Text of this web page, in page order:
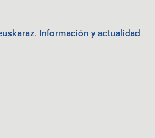
Información y actualidad